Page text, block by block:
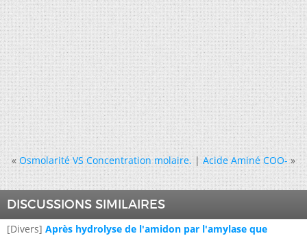
« Osmolarité VS Concentration molaire.|Acide Aminé COO- »
DISCUSSIONS SIMILAIRES
[Divers] Après hydrolyse de l'amidon par l'amylase que